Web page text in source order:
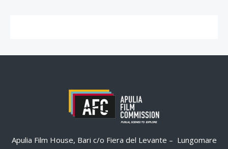
Apulia Film House, Bari c/o Fiera del Levante – Lungomare